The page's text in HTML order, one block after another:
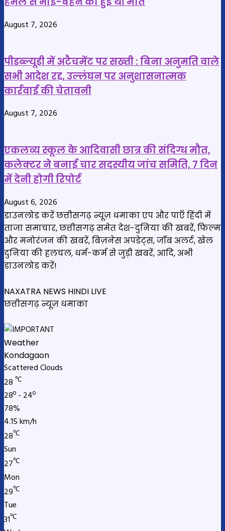
गिरफ्तार
चट्टानों
फंसा
बारिश
से
कई
जिलों
में
बिगड़े
August 7, 2026
पीडब्ल्यूडी में अटैचमेंट पर सख्ती : बिना अनुमति वाले
सभी आदेश रद्द, उल्लंघन पर अनुशासनात्मक
कार्रवाई की चेतावनी
August 7, 2026
एकलव्य स्कूल के आदिवासी छात्र की संदिग्ध मौत,
कलेक्टर ने बनाई चार सदस्यीय जांच समिति, 7 दिन
में देनी होगी रिपोर्ट
August 6, 2026
डाउनलोड करें छत्तीसगढ़ न्यूज़ धमाका एप और पाएँ हिंदी में
ताजा समाचार, छत्तीसगढ़ समेत देश-दुनिया की खबरें, फिल्म
और मनोरंजन की खबरें, बिज़नेस अपडेट्स, जॉब अलर्ट, खेल
दुनिया की हलचल, धर्म-कर्म से जुड़ी खबरें, आदि, अभी
डाउनलोड करें!
NAXATRA NEWS HINDI LIVE
छत्तीसगढ़ न्यूज़ धमाका
Weather
Kondagaon
Scattered Clouds
28 ℃
28º - 24º
78%
4.15 km/h
28℃
Sun
27℃
Mon
29℃
Tue
31℃